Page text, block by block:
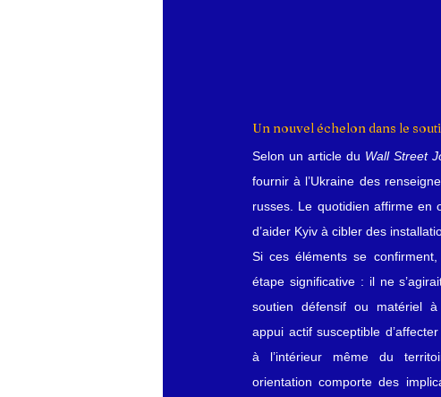
Un nouvel échelon dans le
Selon un article du Wall Street
fournir à l’Ukraine des
russes. Le quotidien affirme
d’aider Kyiv à cibler des
Si ces éléments se
étape significative : il ne
soutien défensif ou matériel à
appui actif susceptible
à l’intérieur même du
orientation comporte des